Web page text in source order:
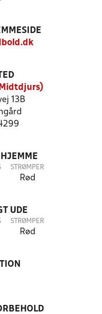
13B
STRØMPER
Rød
UDE
STRØMPER
Rød